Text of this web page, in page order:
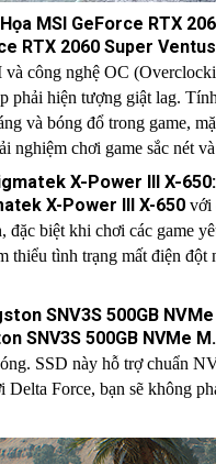
MSI GeForce RTX
RTX 2060 Super
công nghệ OC
phải hiện tượng giật lag.
và bóng đổ trong game,
nghiệm chơi game sắc nét
X-Power III X-
X-Power III X-650 với
đặc biệt khi chơi các game
thiểu tình trạng mất điện
SNV3S 500GB
SNV3S 500GB NVMe
SSD này hỗ trợ chuẩn
Force, bạn sẽ không